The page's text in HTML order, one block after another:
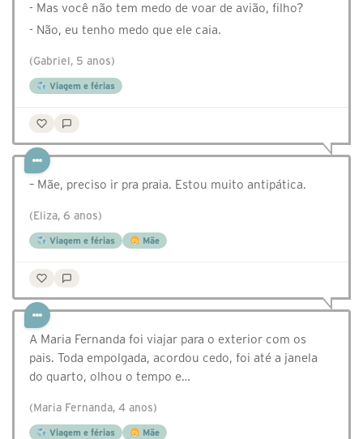
- ⁠Mas você não tem medo de voar de avião, filho?
- ⁠Não, eu tenho medo que ele caia.
(Gabriel, 5 anos)
Viagem e férias
– Mãe, preciso ir pra praia. Estou muito antipática.
(Eliza, 6 anos)
Viagem e férias Mãe
A Maria Fernanda foi viajar para o exterior com os
pais. Toda empolgada, acordou cedo, foi até a janela
do quarto, olhou o tempo e…
(Maria Fernanda, 4 anos)
Viagem e férias Mãe